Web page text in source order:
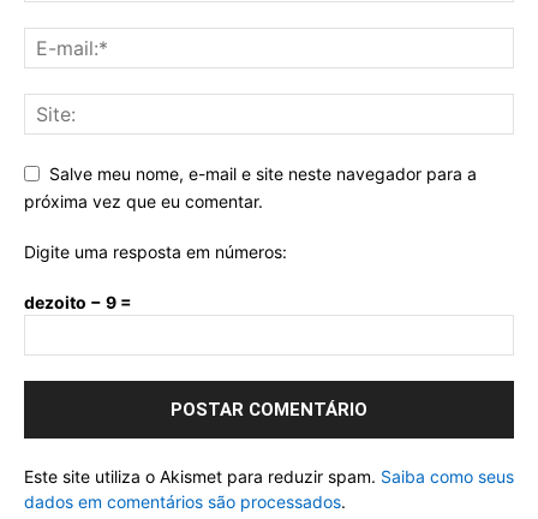
Salve meu nome, e-mail e site neste navegador para a
próxima vez que eu comentar.
Digite uma resposta em números:
dezoito − 9 =
Este site utiliza o Akismet para reduzir spam. Saiba como seus
dados em comentários são processados.